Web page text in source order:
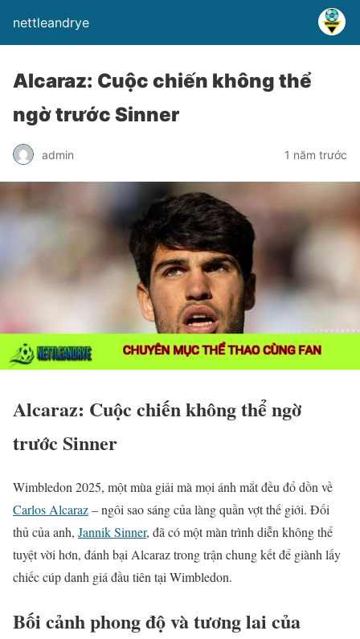
nettleandrye
Alcaraz: Cuộc chiến không thể
ngờ trước Sinner
admin 1 năm trước
Alcaraz: Cuộc chiến không thể ngờ
trước Sinner
Wimbledon 2025, một mùa giải mà mọi ánh mắt đều đổ dồn về
Carlos Alcaraz– ngôi sao sáng của làng quần vợt thế giới. Đối
thủ của anh, Jannik Sinner, đã có một màn trình diễn không thể
tuyệt vời hơn, đánh bại Alcaraz trong trận chung kết để giành lấy
chiếc cúp danh giá đầu tiên tại Wimbledon.
Bối cảnh phong độ và tương lai của